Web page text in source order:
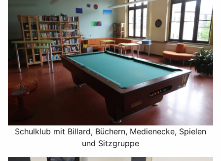
Schulklub mit Billard, Büchern, Medienecke, Spielen
und Sitzgruppe